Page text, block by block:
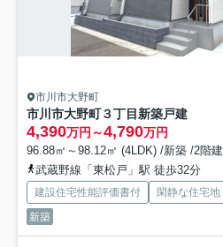
市川市大野町
市川市大野町３丁目新築戸建
4,390万円～4,790万円
96.88㎡～98.12㎡ (4LDK) /新築 /2階建
武蔵野線「東松戸」駅 徒歩32分
建設住宅性能評価書付 閑静な住宅地
新築